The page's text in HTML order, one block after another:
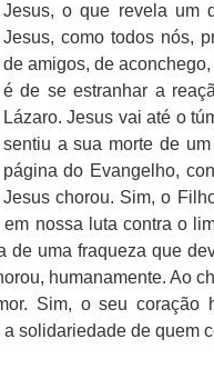
Jesus, o que revela um
Jesus, como todos nós,
de amigos, de
é de se estranhar a
Lázaro. Jesus vai até o
sentiu a sua morte de
página do Evangelho,
Jesus chorou. Sim, o
nossa luta contra o
uma fraqueza que
humanamente. Ao
Sim, o seu coração
solidariedade de quem